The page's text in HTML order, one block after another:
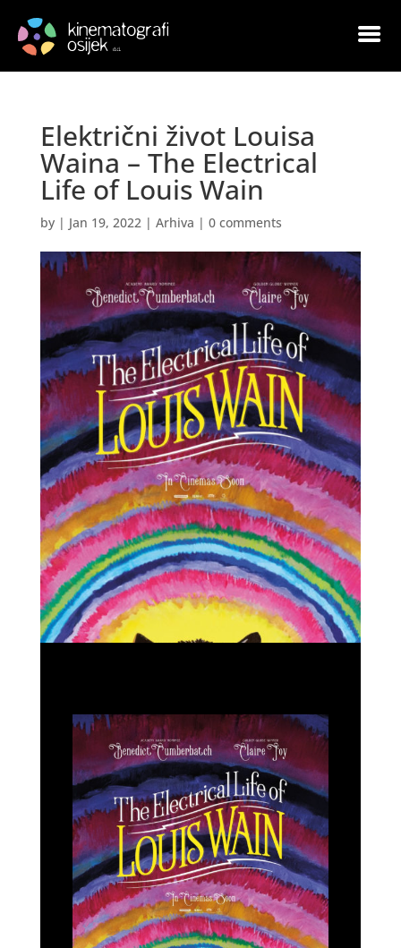
Električni život Louisa
Waina – The Electrical
Life of Louis Wain
by | Jan 19, 2022| Arhiva | 0 comments